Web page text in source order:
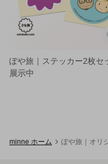
ぽや旅｜ステッカー2枚セ
展示中
minne ホーム ぽや旅｜オリ